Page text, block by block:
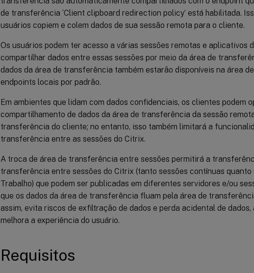
de transferência ‘Client clipboard redirection policy’ está habilitada.
usuários copiem e colem dados de sua sessão remota para o cliente.
Os usuários podem ter acesso a várias sessões remotas e aplicativos
compartilhar dados entre essas sessões por meio da área de
dados da área de transferência também estarão disponíveis na área
endpoints locais por padrão.
Em ambientes que lidam com dados confidenciais, os clientes podem
compartilhamento de dados da área de transferência da sessão
transferência do cliente; no entanto, isso também limitará a
transferência entre as sessões do Citrix.
A troca de área de transferência entre sessões permitirá a
transferência entre sessões do Citrix (tanto sessões contínuas quanto
Trabalho) que podem ser publicadas em diferentes servidores e/ou
que os dados da área de transferência fluam pela área de
assim, evita riscos de exfiltração de dados e perda acidental de dados,
melhora a experiência do usuário.
Requisitos